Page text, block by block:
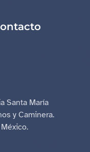
Santa María
y Caminera.